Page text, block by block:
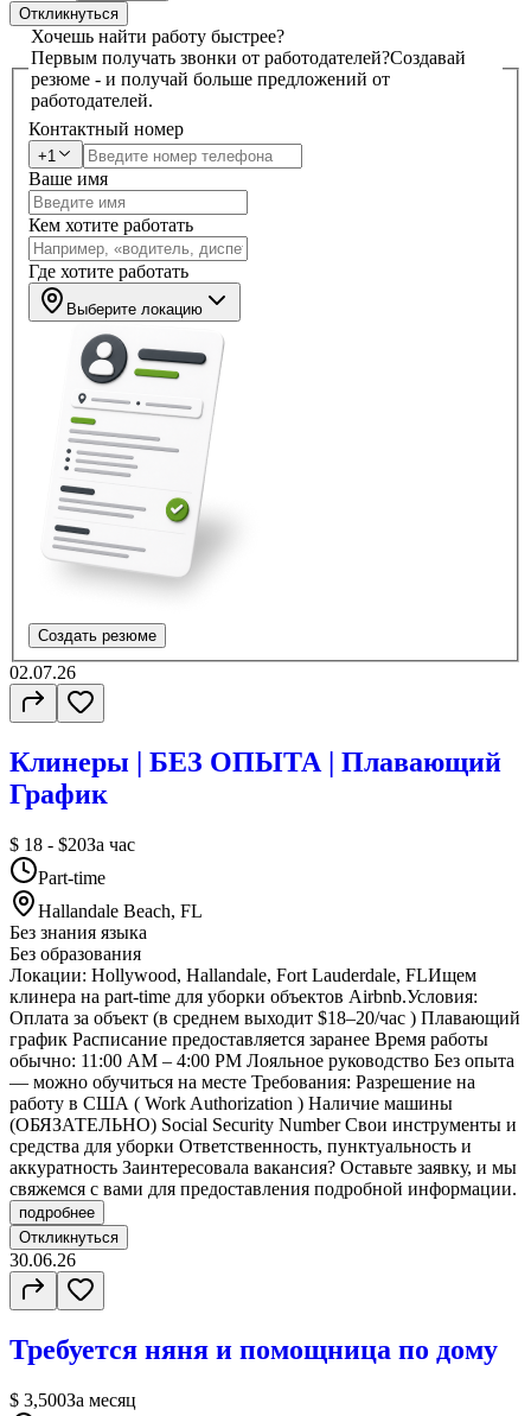
Откликнуться
Хочешь найти работу быстрее?
Первым получать звонки от работодателей?Создавай
резюме - и получай больше предложений от
работодателей.
Контактный номер
+1
Ваше имя
Кем хотите работать
Где хотите работать
Выберите локацию
Создать резюме
02.07.26
Клинеры | БЕЗ ОПЫТА | Плавающий
График
$ 18 - $20За час
Part-time
Hallandale Beach, FL
Без знания языка
Без образования
Локации: Hollywood, Hallandale, Fort Lauderdale, FLИщем
клинера на part-time для уборки объектов Airbnb.Условия:
Оплата за объект (в среднем выходит $18–20/час ) Плавающий
график Расписание предоставляется заранее Время работы
обычно: 11:00 AM – 4:00 PM Лояльное руководство Без опыта
— можно обучиться на месте Требования: Разрешение на
работу в США ( Work Authorization ) Наличие машины
(ОБЯЗАТЕЛЬНО) Social Security Number Свои инструменты и
средства для уборки Ответственность, пунктуальность и
аккуратность Заинтересовала вакансия? Оставьте заявку, и мы
свяжемся с вами для предоставления подробной информации.
подробнее
Откликнуться
30.06.26
Требуется няня и помощница по дому
$ 3,500За месяц